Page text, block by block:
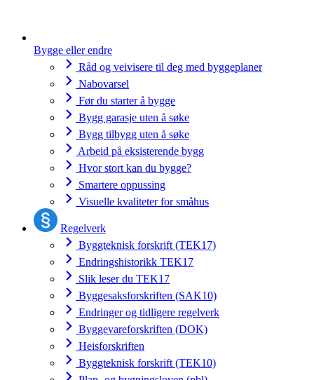
Bygge eller endre
Råd og veivisere til deg med byggeplaner
Nabovarsel
Før du starter å bygge
Bygg garasje uten å søke
Bygg tilbygg uten å søke
Arbeid på eksisterende bygg
Hvor stort kan du bygge?
Smartere oppussing
Visuelle kvaliteter for småhus
Regelverk
Byggteknisk forskrift (TEK17)
Endringshistorikk TEK17
Slik leser du TEK17
Byggesaksforskriften (SAK10)
Endringer og tidligere regelverk
Byggevareforskriften (DOK)
Heisforskriften
Byggteknisk forskrift (TEK10)